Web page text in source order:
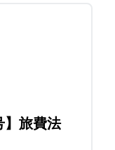
】旅費法